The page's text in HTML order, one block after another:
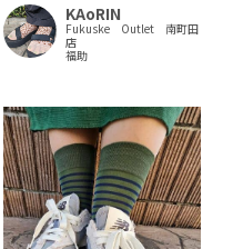
KAoRIN
Fukuske Outlet 南町田
店
福助